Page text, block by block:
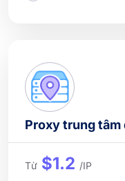
Proxy trung tâm
Từ $1.2 /IP